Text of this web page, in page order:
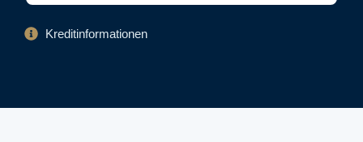
Kreditinformationen